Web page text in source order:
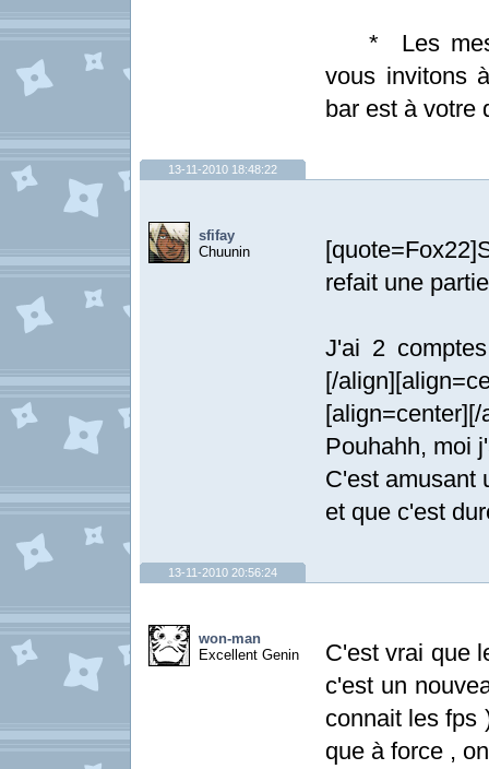
* Les
vous invitons
bar est à votre
13-11-2010 18:48:22
sfifay
Chuunin
refait une
J'ai 2
[/
Pouhahh, moi
C'est amusant
et que c'est
13-11-2010 20:56:24
won-man
Excellent Genin
C'est vrai que
c'est un
connait les fps
que à force ,